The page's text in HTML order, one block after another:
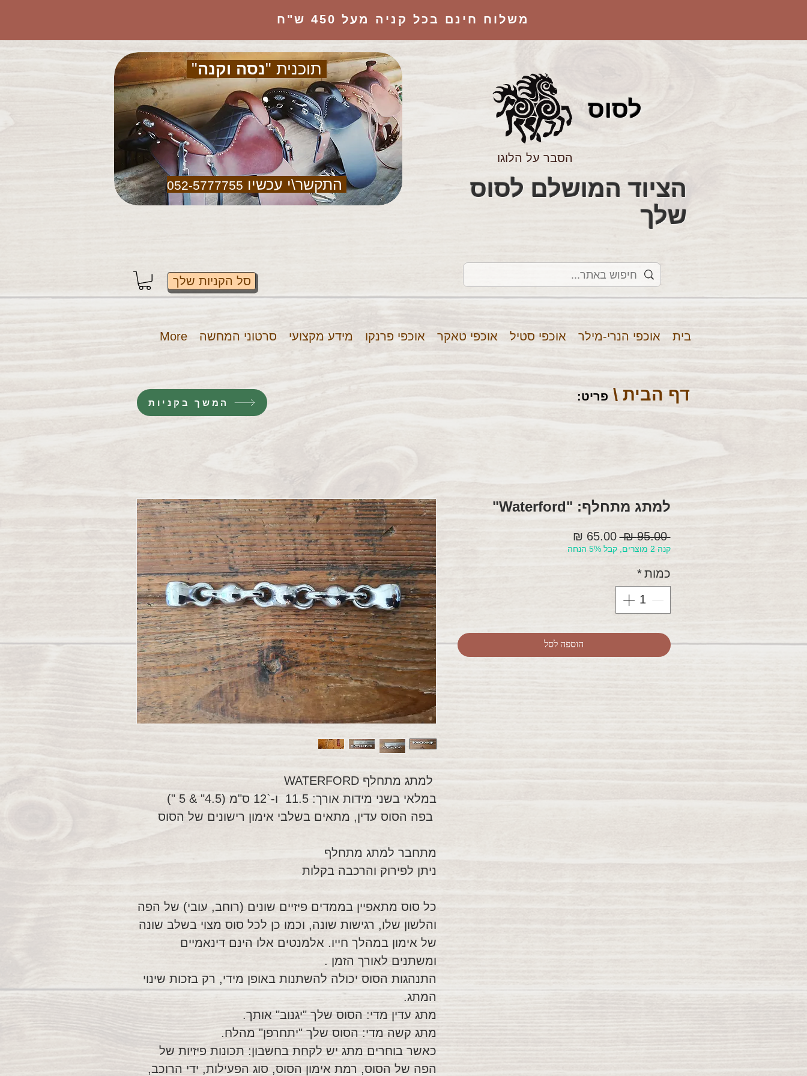
משלוח חינם בכל קניה מעל 450 ש"ח
תוכנית "נסה וקנה"
התקשר\י עכשיו 052-5777755
סל הקניות שלך
לסוס
הסבר על הלוגו
שלך
בית אוכפי הנרי-מילר אוכפי סטיל אוכפי טאקר אוכפי פרנקו מידע מקצועי סרטוני המחשה More
דף הבית \ פריט:
למתג מתחלף WATERFORD
במלאי בשני מידות אורך: 11.5 ו-`12 ס"מ (4.5" & 5 ")
בפה הסוס עדין, מתאים בשלבי אימון רישונים של הסוס
מתחבר למתג מתחלף
ניתן לפירוק והרכבה בקלות
כל סוס מתאפיין בממדים פיזיים שונים (רוחב, עובי) של הפה
והלשון שלו, רגישות שונה, וכמו כן לכל סוס מצוי בשלב שונה
של אימון במהלך חייו. אלמנטים אלו הינם דינאמיים
ומשתנים לאורך הזמן .
התנהגות הסוס יכולה להשתנות באופן מידי, רק בזכות שינוי
המתג.
מתג עדין מדי: הסוס שלך "יגנוב" אותך.
מתג קשה מדי: הסוס שלך "יתחרפן" מהלח.
כאשר בוחרים מתג יש לקחת בחשבון: תכונות פיזיות של
הפה של הסוס, רמת אימון הסוס, סוג הפעילות, ידי הרוכב,
למתג מתחלף: "Waterford"
‏95.00 ‏₪
מחיר
רגיל
‏65.00 ‏₪
מבצע
קנה 2 מוצרים, קבל 5% הנחה
כמות *
הוספה לסל
המשך בקניות